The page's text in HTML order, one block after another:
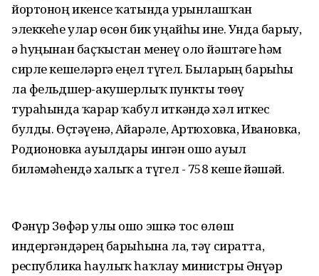
йортоноң икенсе ҡатында урынлашҡан
элеккеһе улар өсөн бик уңайһыҙ ине. Унда барыу,
ә һуңынан баҫҡыстан менеү оло йәштәге һәм
сирле кешеләргә еңел түгел. Быларҙың барыһы
ла фельдшер-акушерлыҡ пункты төҙөү
тураһында ҡарар ҡабул иткәндә хәл иткес
булды. Өҫтәүенә, Айҙарәле, Артюховка, Ивановка,
Родионовка ауылдары ингән ошо ауыл
биләмәһендә халыҡ аҙ түгел - 758 кеше йәшәй.
Фәнүр Зөфәр улы ошо эшкә тос өлөш
индергәндәрҙең барыһына ла, тәү сиратта,
республика һаулыҡ һаҡлау министры Әнүәр